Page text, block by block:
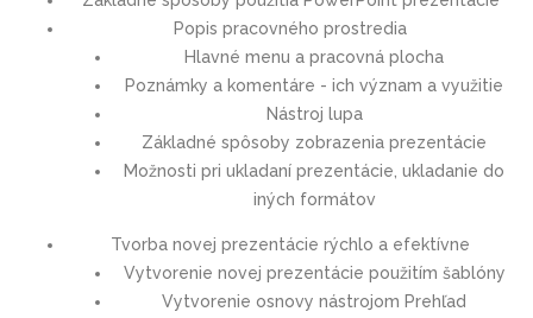
Popis pracovného prostredia
Hlavné menu a pracovná plocha
Poznámky a komentáre - ich význam a využitie
Nástroj lupa
Základné spôsoby zobrazenia prezentácie
Možnosti pri ukladaní prezentácie, ukladanie do
iných formátov
Tvorba novej prezentácie rýchlo a efektívne
Vytvorenie novej prezentácie použitím šablóny
Vytvorenie osnovy nástrojom Prehľad